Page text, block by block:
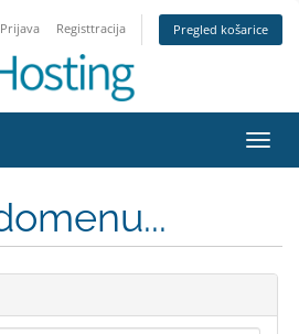
Prijava Registtracija Pregled košarice